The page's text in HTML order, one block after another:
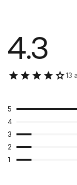
4.3
13
5
4
3
2
1